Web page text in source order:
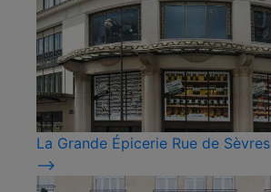
La Grande Épicerie Rue de Sèvres
⟶